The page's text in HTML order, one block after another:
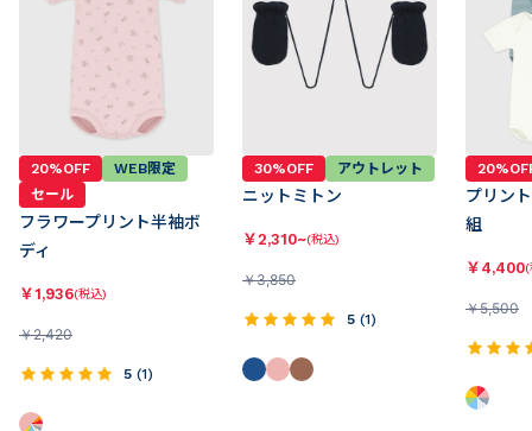
20%OFF
WEB限定
セール
フラワープリント半袖ボ
ディ
￥1,936(税込)
￥2,420
5 (1)
30%OFF アウトレット
ニットミトン
￥2,310~(税込)
￥3,850
5 (1)
プリン
組
￥ 4,400(
￥5,500